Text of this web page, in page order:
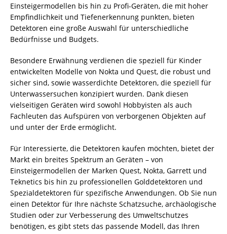
Einsteigermodellen bis hin zu Profi-Geräten, die mit hoher
Empfindlichkeit und Tiefenerkennung punkten, bieten
Detektoren eine große Auswahl für unterschiedliche
Bedürfnisse und Budgets.
Besondere Erwähnung verdienen die speziell für Kinder
entwickelten Modelle von Nokta und Quest, die robust und
sicher sind, sowie wasserdichte Detektoren, die speziell für
Unterwassersuchen konzipiert wurden. Dank diesen
vielseitigen Geräten wird sowohl Hobbyisten als auch
Fachleuten das Aufspüren von verborgenen Objekten auf
und unter der Erde ermöglicht.
Für Interessierte, die Detektoren kaufen möchten, bietet der
Markt ein breites Spektrum an Geräten – von
Einsteigermodellen der Marken Quest, Nokta, Garrett und
Teknetics bis hin zu professionellen Golddetektoren und
Spezialdetektoren für spezifische Anwendungen. Ob Sie nun
einen Detektor für Ihre nächste Schatzsuche, archäologische
Studien oder zur Verbesserung des Umweltschutzes
benötigen, es gibt stets das passende Modell, das Ihren